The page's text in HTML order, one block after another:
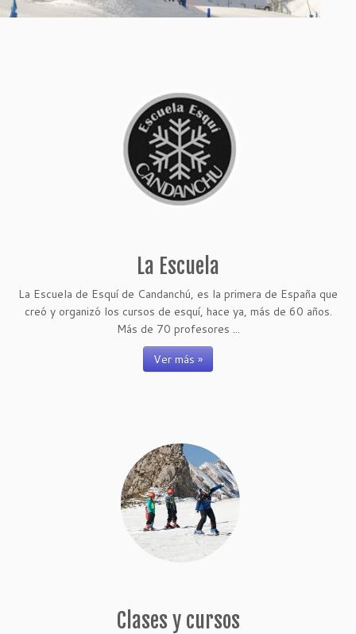
La Escuela
La Escuela de Esquí de Candanchú, es la primera de España que
creó y organizó los cursos de esquí, hace ya, más de 60 años.
Más de 70 profesores ...
Ver más »
Clases y cursos